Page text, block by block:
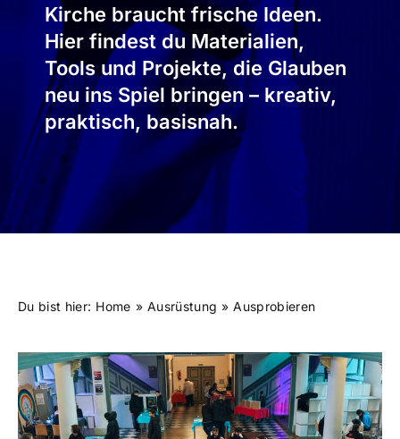
Kirche braucht frische Ideen.
Hier findest du Materialien,
Tools und Projekte, die Glauben
neu ins Spiel bringen – kreativ,
praktisch, basisnah.
Du bist hier: Home Ausrüstung Ausprobieren